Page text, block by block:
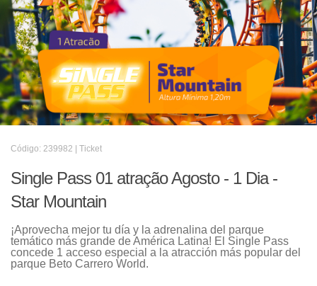
Código: 239982 | Ticket
Single Pass 01 atração Agosto - 1 Dia -
Star Mountain
¡Aprovecha mejor tu día y la adrenalina del parque
temático más grande de América Latina! El Single Pass
concede 1 acceso especial a la atracción más popular del
parque Beto Carrero World.